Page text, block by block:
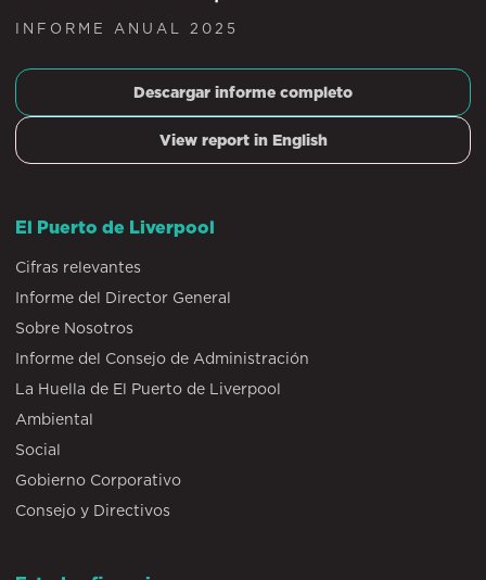
INFORME ANUAL 2025
Descargar informe completo
View report in English
El Puerto de Liverpool
Cifras relevantes
Informe del Director General
Sobre Nosotros
Informe del Consejo de Administración
La Huella de El Puerto de Liverpool
Ambiental
Social
Gobierno Corporativo
Consejo y Directivos